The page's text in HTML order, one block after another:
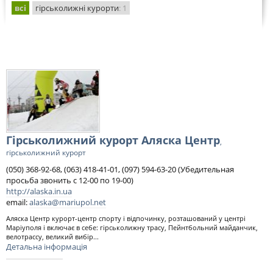
всі гірськолижні курорти: 1
Гірськолижний курорт Аляска Центр,
гірськолижний курорт
(050) 368-92-68, (063) 418-41-01, (097) 594-63-20 (Убедительная
просьба звонить с 12-00 по 19-00)
http://alaska.in.ua
email:alaska@mariupol.net
Аляска Центр курорт-центр спорту і відпочинку, розташований у центрі
Маріуполя і включає в себе: гірськолижну трасу, Пейнтбольний майданчик,
велотрассу, великий вибір...
Детальна інформація